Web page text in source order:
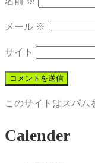
メール ※
サイト
このサイトはスパム
Calender